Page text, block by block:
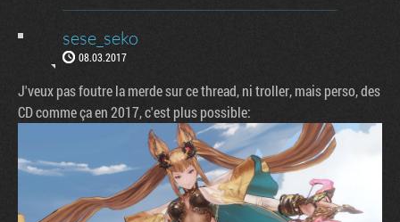
sese_seko
08.03.2017
J'veux pas foutre la merde sur ce thread, ni troller, mais perso, des
CD comme ça en 2017, c'est plus possible: